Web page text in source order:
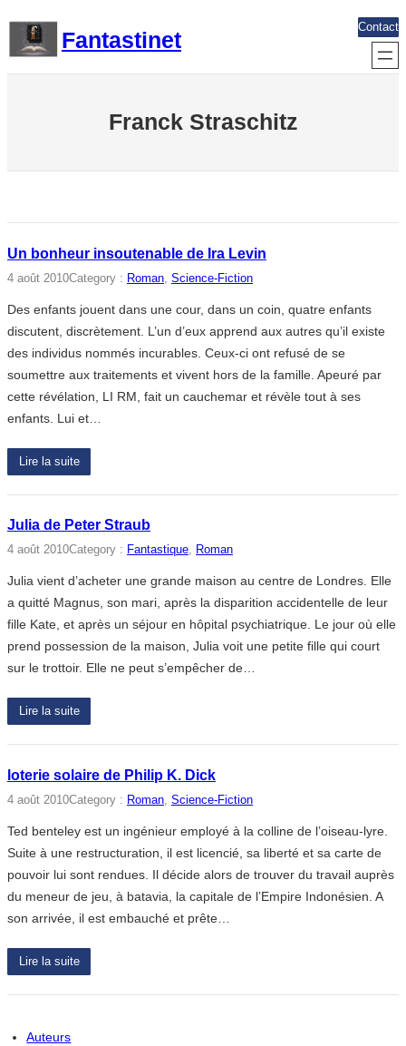
contenu
Fantastinet
Contact
Franck Straschitz
Un bonheur insoutenable de Ira Levin
4 août 2010Category : Roman, Science-Fiction
Des enfants jouent dans une cour, dans un coin, quatre enfants
discutent, discrètement. L’un d’eux apprend aux autres qu’il existe
des individus nommés incurables. Ceux-ci ont refusé de se
soumettre aux traitements et vivent hors de la famille. Apeuré par
cette révélation, LI RM, fait un cauchemar et révèle tout à ses
enfants. Lui et…
Lire la suite
Julia de Peter Straub
4 août 2010Category : Fantastique, Roman
Julia vient d’acheter une grande maison au centre de Londres. Elle
a quitté Magnus, son mari, après la disparition accidentelle de leur
fille Kate, et après un séjour en hôpital psychiatrique. Le jour où elle
prend possession de la maison, Julia voit une petite fille qui court
sur le trottoir. Elle ne peut s’empêcher de…
Lire la suite
loterie solaire de Philip K. Dick
4 août 2010Category : Roman, Science-Fiction
Ted benteley est un ingénieur employé à la colline de l’oiseau-lyre.
Suite à une restructuration, il est licencié, sa liberté et sa carte de
pouvoir lui sont rendues. Il décide alors de trouver du travail auprès
du meneur de jeu, à batavia, la capitale de l’Empire Indonésien. A
son arrivée, il est embauché et prête…
Lire la suite
Auteurs